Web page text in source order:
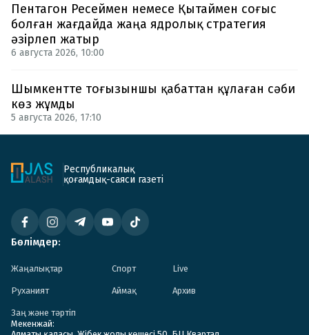
Пентагон Ресеймен немесе Қытаймен соғыс
болған жағдайда жаңа ядролық стратегия
әзірлеп жатыр
6 августа 2026, 10:00
Шымкентте тоғызыншы қабаттан құлаған сәби
көз жұмды
5 августа 2026, 17:10
Республикалық
қоғамдық-саяси газеті
Бөлімдер:
Жаңалықтар Спорт Live
Руханият Аймақ Архив
Заң және тәртіп
Мекенжай: